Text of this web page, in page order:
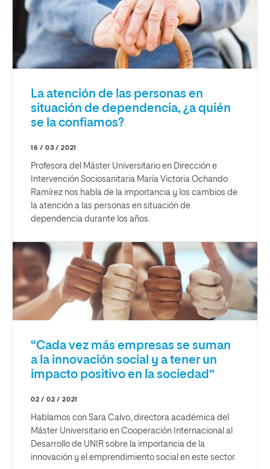
La atención de las personas en
situación de dependencia, ¿a quién
se la confiamos?
16 / 03 / 2021
Profesora del Máster Universitario en Dirección e
Intervención Sociosanitaria María Victoria Ochando
Ramírez nos habla de la importancia y los cambios de
la atención a las personas en situación de
dependencia durante los años.
“Cada vez más empresas se suman
a la innovación social y a tener un
impacto positivo en la sociedad”
02 / 02 / 2021
Hablamos con Sara Calvo, directora académica del
Máster Universitario en Cooperación Internacional al
Desarrollo de UNIR sobre la importancia de la
innovación y el emprendimiento social en este sector.